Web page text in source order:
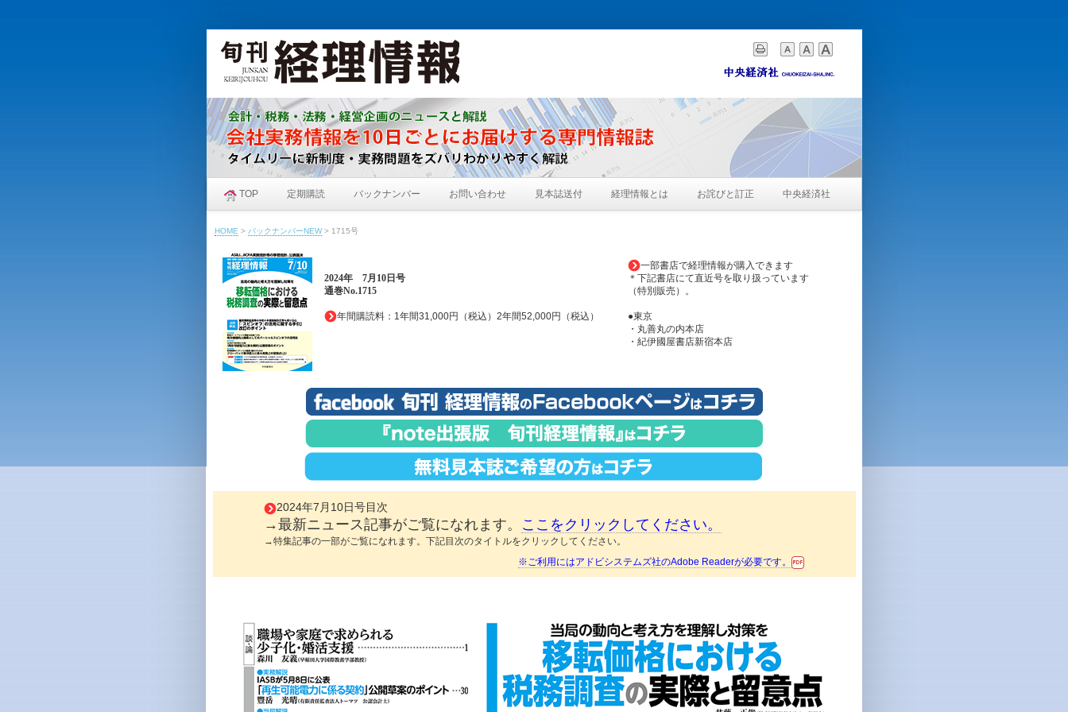
TOP 定期購読 バックナンバー お問い合わせ 見本誌送付 経理情報とは お詫びと訂正 中央経済社
HOME > バックナンバーNEW> 1715号
2024年 7月10日 号
通巻No.1715
年間購読料：1年間31,000円（税込）2年間52,000円（税込）
一部書店で経理情報が購入できます
＊下記書店にて直近号を取り扱っています
（特別販売）。
●東京
・丸善丸の内本店
・紀伊國屋書店新宿本店
2024年7月10日号目次
→最新ニュース記事がご覧になれます。 ここをクリックしてください。
→特集記事の一部がご覧になれます。下記目次のタイトルをクリックしてください。
※ご利用にはアドビシステムズ社のAdobe Readerが必要です。